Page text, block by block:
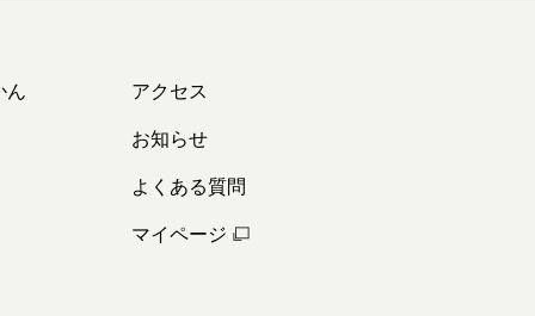
ん
アクセス
お知らせ
よくある質問
マイページ